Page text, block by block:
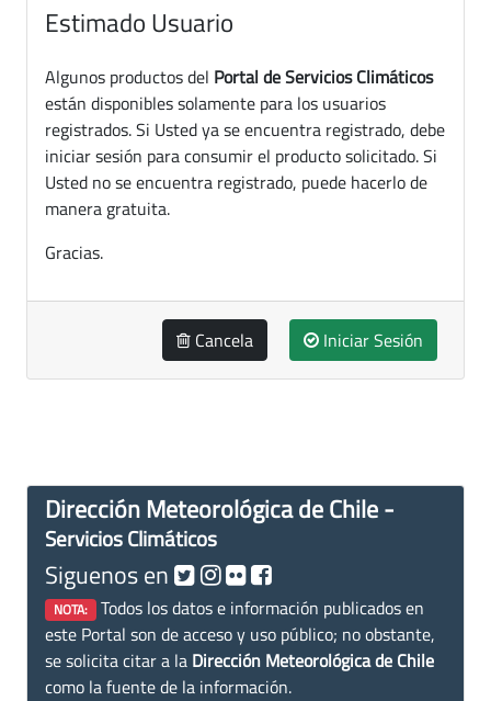
Estimado Usuario
Algunos productos del Portal de Servicios Climáticos
están disponibles solamente para los usuarios
registrados. Si Usted ya se encuentra registrado, debe
iniciar sesión para consumir el producto solicitado. Si
Usted no se encuentra registrado, puede hacerlo de
manera gratuita.
Gracias.
Cancela Iniciar Sesión
Dirección Meteorológica de Chile -
Servicios Climáticos
Siguenos en
NOTA: Todos los datos e información publicados en
este Portal son de acceso y uso público; no obstante,
se solicita citar a la Dirección Meteorológica de Chile
como la fuente de la información.